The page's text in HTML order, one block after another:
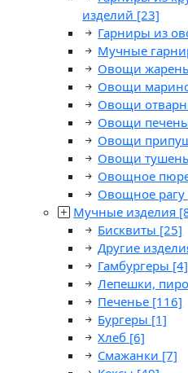
изделий [23]
Гарниры из
Мучные
Овощи
Овощи
Овощи
Овощи
Овощи
Овощи
Овощное
Овощное рагу
Мучные изделия
Бисквиты [25]
Другие
Гамбургеры [4]
Лепешки,
Печенье [116]
Бургеры [1]
Хлеб [6]
Смажанки [7]